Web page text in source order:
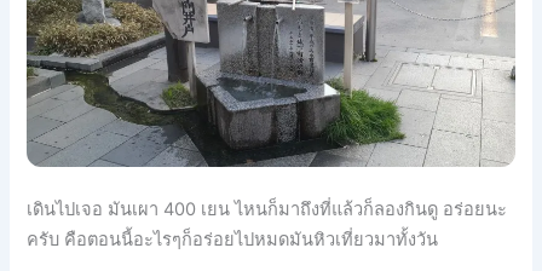
เดินไปเจอ มันเผา 400 เยน ไหนก็มาถึงที่แล้วก็ลองกินดู อร่อยนะ
ครับ คือตอนนี้อะไรๆก็อร่อยไปหมดมันหิวเที่ยวมาทั้งวัน